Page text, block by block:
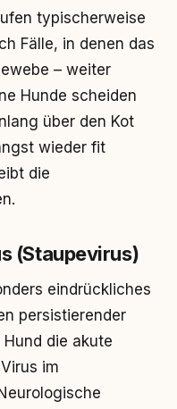
typischerweise
Fälle, in denen das
– weiter
Hunde scheiden
über den Kot
wieder fit
die
(Staupevirus)
eindrückliches
persistierender
die akute
im